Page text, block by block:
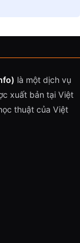
là một dịch vụ
xuất bản tại Việt
thuật của Việt